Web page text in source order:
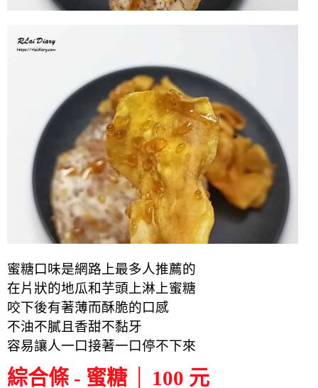
蜜糖口味是網路上最多人推薦的
在片狀的地瓜和芋頭上淋上蜜糖
咬下後有著薄而酥脆的口感
不油不膩且香甜不黏牙
容易讓人一口接著一口停不下來
綜合條 - 蜜糖 │ 100 元